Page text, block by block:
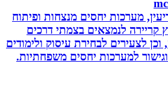
מערכות יחסים מנצחות ופיתוח
לנמצאים בצמתי דרכים
לבחירת עיסוק ולימודים
למערכות יחסים משפחתיות.